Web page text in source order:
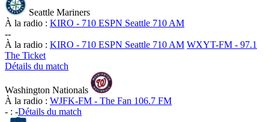
Seattle Mariners
À la radio : KIRO - 710 ESPN Seattle 710 AM
--
À la radio : KIRO - 710 ESPN Seattle 710 AM WXYT-FM - 97.1
The Ticket
Détails du match
Washington Nationals
À la radio : WJFK-FM - The Fan 106.7 FM
- : -Détails du match